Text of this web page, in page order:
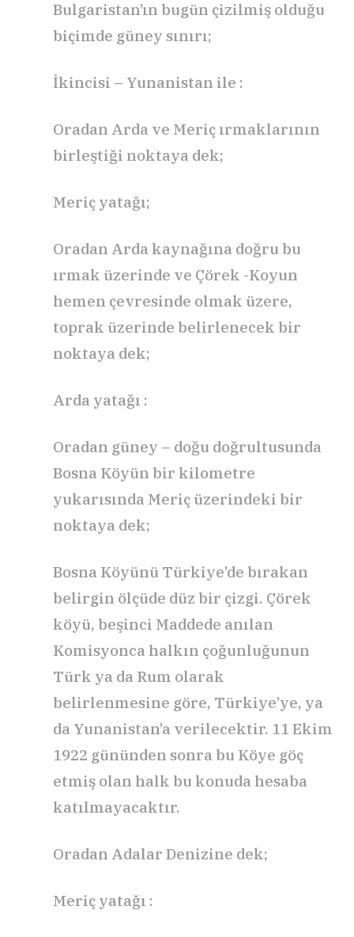
Bulgaristan’ın bugün çizilmiş olduğu
biçimde güney sınırı;
İkincisi – Yunanistan ile :
Oradan Arda ve Meriç ırmaklarının
birleştiği noktaya dek;
Meriç yatağı;
Oradan Arda kaynağına doğru bu
ırmak üzerinde ve Çörek -Koyun
hemen çevresinde olmak üzere,
toprak üzerinde belirlenecek bir
noktaya dek;
Arda yatağı :
Oradan güney – doğu doğrultusunda
Bosna Köyün bir kilometre
yukarısında Meriç üzerindeki bir
noktaya dek;
Bosna Köyünü Türkiye’de bırakan
belirgin ölçüde düz bir çizgi. Çörek
köyü, beşinci Maddede anılan
Komisyonca halkın çoğunluğunun
Türk ya da Rum olarak
belirlenmesine göre, Türkiye’ye, ya
da Yunanistan’a verilecektir. 11 Ekim
1922 gününden sonra bu Köye göç
etmiş olan halk bu konuda hesaba
katılmayacaktır.
Oradan Adalar Denizine dek;
Meriç yatağı :